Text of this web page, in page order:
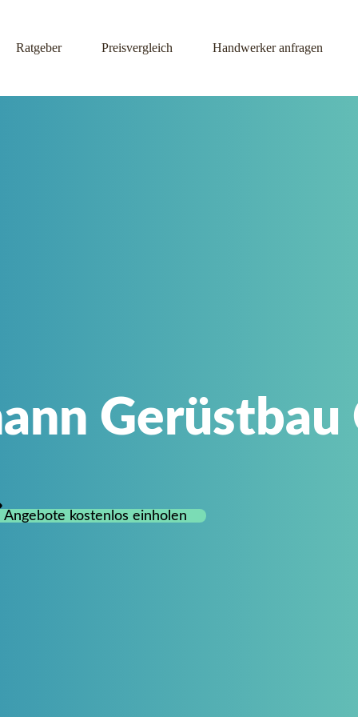
Ratgeber
Preisvergleich Handwerker anfragen
Gerüstbau
Angebote kostenlos einholen